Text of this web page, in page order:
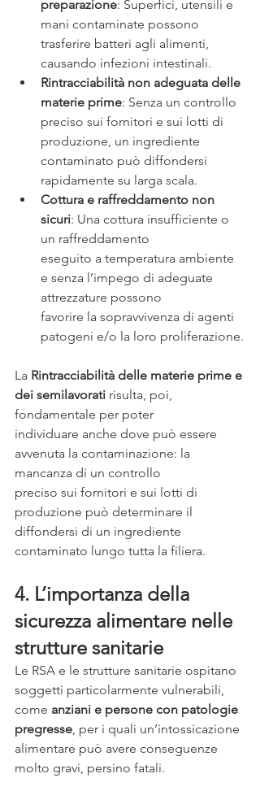
preparazione: Superfici, utensili e
mani contaminate possono
trasferire batteri agli alimenti,
causando infezioni intestinali.
Rintracciabilità non adeguata delle
materie prime: Senza un controllo
preciso sui fornitori e sui lotti di
produzione, un ingrediente
contaminato può diffondersi
rapidamente su larga scala.
Cottura e raffreddamento non
sicuri: Una cottura insufficiente o
un raffreddamento
eseguito a temperatura ambiente
e senza l’impego di adeguate
attrezzature possono
favorire la sopravvivenza di agenti
patogeni e/o la loro proliferazione.
La Rintracciabilità delle materie prime e
dei semilavorati risulta, poi,
fondamentale per poter
individuare anche dove può essere
avvenuta la contaminazione: la
mancanza di un controllo
preciso sui fornitori e sui lotti di
produzione può determinare il
diffondersi di un ingrediente
contaminato lungo tutta la filiera.
4. L’importanza della
sicurezza alimentare nelle
strutture sanitarie
Le RSA e le strutture sanitarie ospitano
soggetti particolarmente vulnerabili,
come anziani e persone con patologie
pregresse, per i quali un’intossicazione
alimentare può avere conseguenze
molto gravi, persino fatali.